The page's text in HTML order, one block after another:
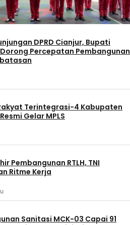
DPRD Cianjur, Bupati
Percepatan Pembangunan
Terintegrasi-4 Kabupaten
Gelar MPLS
Pembangunan RTLH, TNI
Ritme Kerja
Sanitasi MCK-03 Capai 91